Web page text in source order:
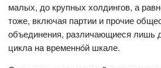
малых, до крупных холдингов, а
тоже, включая партии и прочие
объединения, различающиеся лишь
цикла на временнóй шкале.